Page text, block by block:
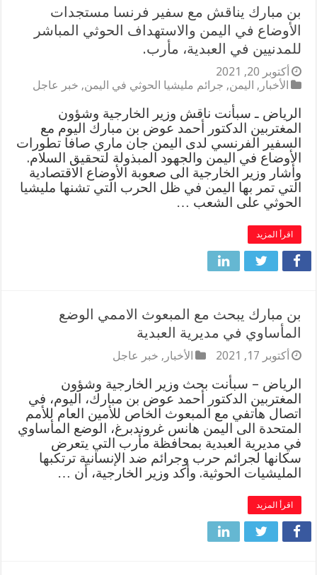
بن مبارك يناقش مع سفير فرنسا مستجدات
الأوضاع في اليمن والاستهداف الحوثي المباشر
للمدنيين في العبدية، مأرب.
أكتوبر 20, 2021
الأخبار , اليمن, جرائم مليشيا الحوثي في اليمن, خبر عاجل
الرياض ـ سبأنت ناقش وزير الخارجية وشؤون
المغتربين الدكتور أحمد عوض بن مبارك اليوم مع
السفير الفرنسي لدى اليمن جان ماري صافا تطورات
الأوضاع في اليمن والجهود المبذولة لتحقيق السلام.
وأشار وزير الخارجية الى صعوبة الأوضاع الاقتصادية
التي تمر بها اليمن في ظل الحرب التي تشنها مليشيا
الحوثي على الشعب …
اقرأ المزيد
بن مبارك يبحث مع المبعوث الاممي الوضع
المأساوي في مديرية العبدية
أكتوبر 17, 2021 الأخبار , خبر عاجل
الرياض – سبأنت بحث وزير الخارجية وشؤون
المغتربين الدكتور أحمد عوض بن مبارك، اليوم، في
اتصال هاتفي مع المبعوث الخاص للأمين العام للأمم
المتحدة الى اليمن هانس غروندبرغ، الوضع المأساوي
في مديرية العبدية بمحافظة مأرب التي يتعرض
سكانها لجرائم حرب وجرائم ضد الإنسانية ترتكبها
المليشيات الحوثية. وأكد وزير الخارجية، أن …
اقرأ المزيد